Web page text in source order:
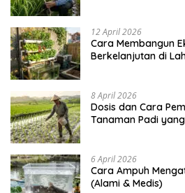
12 April 2026
Cara Membangun
Berkelanjutan di
8 April 2026
Dosis dan Cara
Tanaman Padi
6 April 2026
Cara Ampuh
(Alami & Medis)